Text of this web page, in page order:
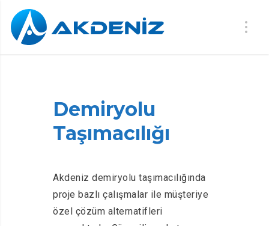
Demiryolu
Taşımacılığı
Akdeniz demiryolu taşımacılığında
proje bazlı çalışmalar ile müşteriye
özel çözüm alternatifleri